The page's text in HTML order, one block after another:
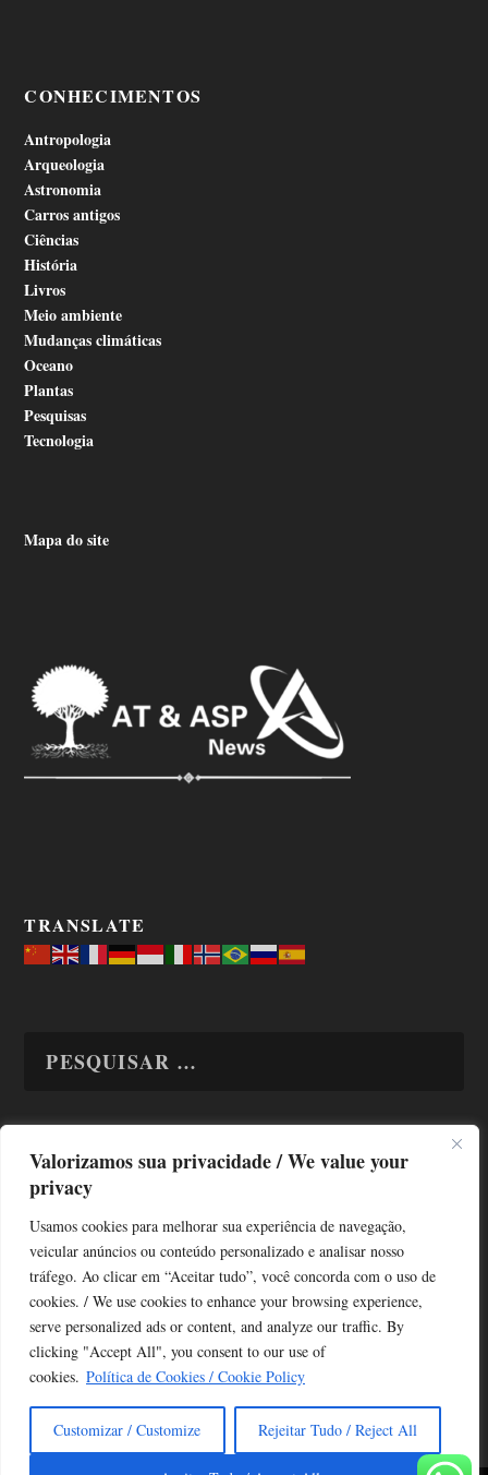
Valorizamos sua privacidade / We value your
privacy
Usamos cookies para melhorar sua experiência de navegação,
veicular anúncios ou conteúdo personalizado e analisar nosso
tráfego. Ao clicar em “Aceitar tudo”, você concorda com o uso de
cookies. / We use cookies to enhance your browsing experience,
serve personalized ads or content, and analyze our traffic. By
clicking "Accept All", you consent to our use of
cookies. Política de Cookies / Cookie Policy
Customizar / Customize Rejeitar Tudo / Reject All
CONHECIMENTOS
Antropologia
Arqueologia
Astronomia
Carros antigos
Ciências
História
Livros
Meio ambiente
Mudanças climáticas
Oceano
Plantas
Pesquisas
Tecnologia
Mapa do site
TRANSLATE
TODAS OS ASSUNTOS
Copyright © Alô Tatuapé 2013 / 2026
Desenvolvido por ALOSP MKT DIGITAL